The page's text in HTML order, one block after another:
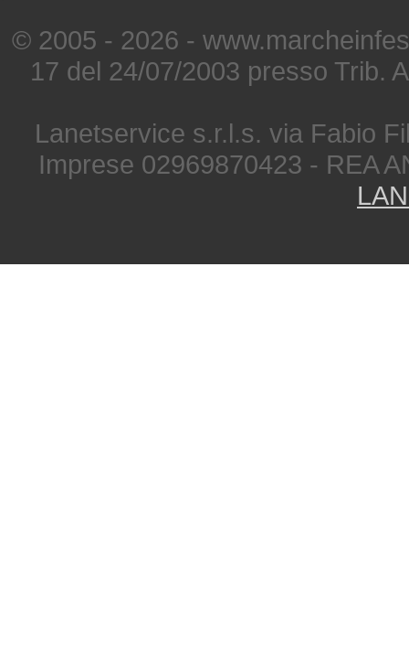
© 2005 - 2026 -
17 del 24/07/2003 presso Trib.
Lanetservice s.r.l.s. via Fabio
Imprese 02969870423 - REA